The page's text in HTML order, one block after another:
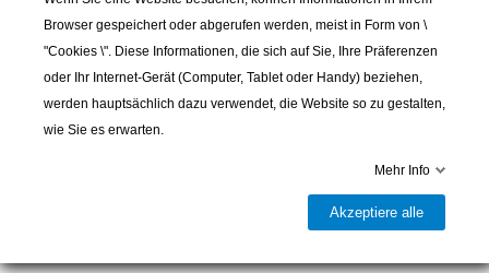
zur Seite geschleudert wird, muss das Fenderseil so fest an der
Reling befestigt werden, dass es sich nur schwer lösen lässt.
Browser gespeichert oder abgerufen werden, meist in Form von \
"Cookies \". Diese Informationen, die sich auf Sie, Ihre Präferenzen
oder Ihr Internet-Gerät (Computer, Tablet oder Handy) beziehen,
werden hauptsächlich dazu verwendet, die Website so zu gestalten,
wie Sie es erwarten.
Mehr Info
Akzeptiere alle